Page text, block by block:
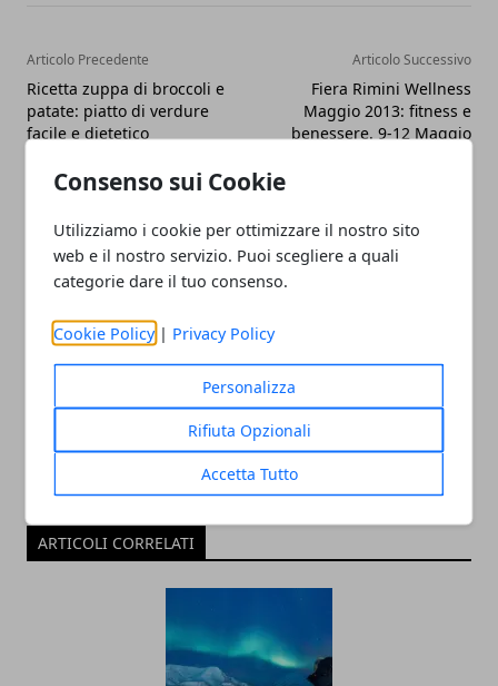
Consenso sui Cookie
Utilizziamo i cookie per ottimizzare il nostro sito
web e il nostro servizio. Puoi scegliere a quali
categorie dare il tuo consenso.
Cookie Policy | Privacy Policy
Personalizza
Rifiuta Opzionali
Accetta Tutto
Articolo Precedente
Ricetta zuppa di broccoli e
patate: piatto di verdure
facile e dietetico
Articolo Successivo
Fiera Rimini Wellness
Maggio 2013: fitness e
benessere. 9-12 Maggio
Redazione
ARTICOLI CORRELATI